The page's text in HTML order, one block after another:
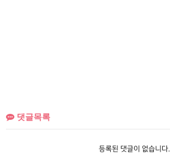
댓글목록
등록된 댓글이 없습니다.